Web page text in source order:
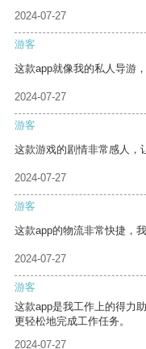
2024-07-27
游客
这款app就像我的私人导游
2024-07-27
游客
这款游戏的剧情非常感人，
2024-07-27
游客
这款app的物流非常快捷，
2024-07-27
游客
这款app是我工作上的得力
更轻松地完成工作任务。
2024-07-27